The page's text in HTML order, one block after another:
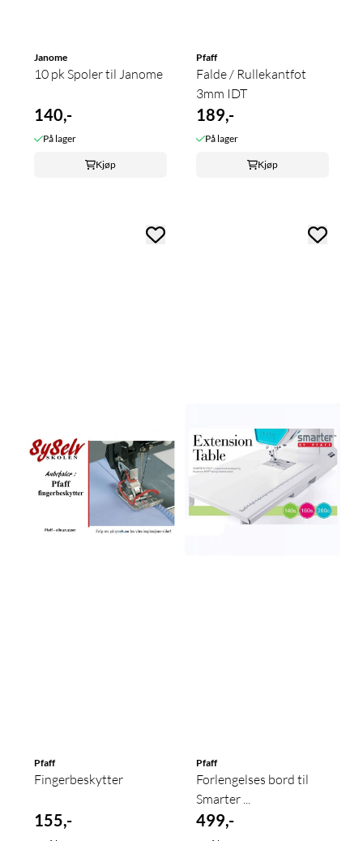
Janome
10 pk Spoler til Janome
140,-
På lager
Kjøp
Pfaff
Falde / Rullekantfot
3mm IDT
189,-
På lager
Kjøp
Pfaff
Fingerbeskytter
155,-
Pfaff
Forlengelses bord til
Smarter ...
499,-